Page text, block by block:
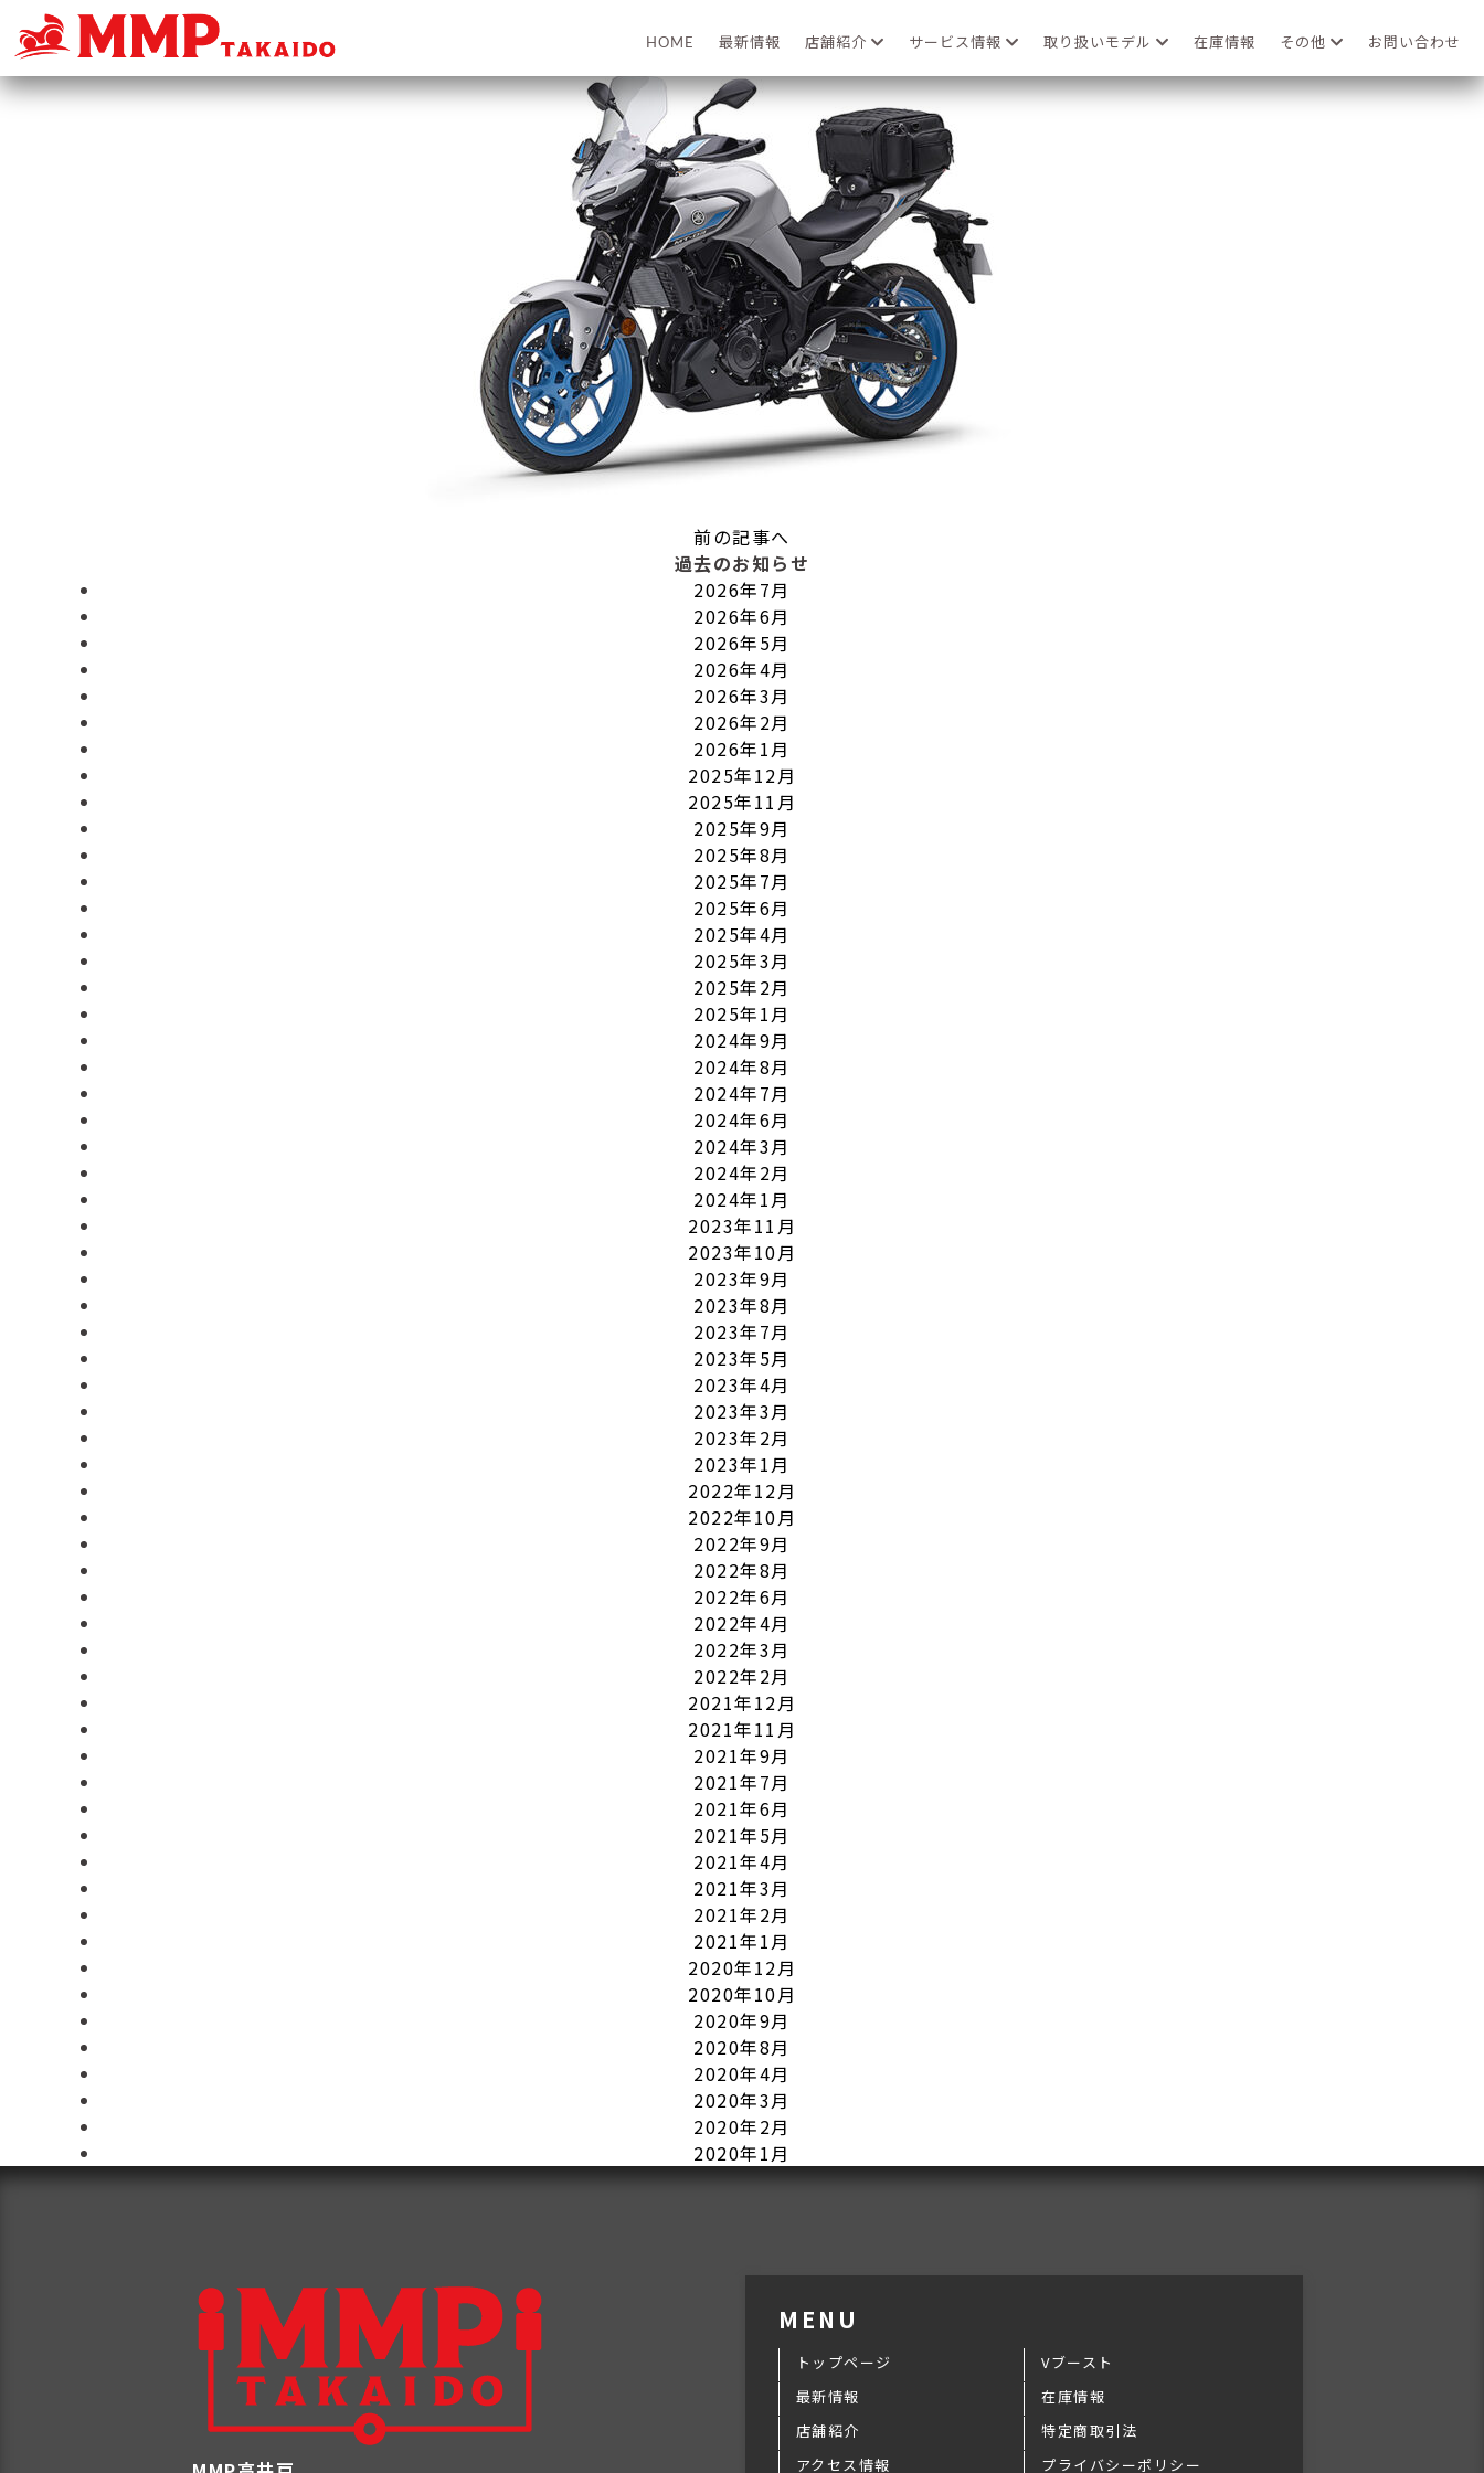
HOME 最新情報 店舗紹介 サービス情報 取り扱いモデル 在庫情報 その他 お問い合わせ
前の記事へ
過去のお知らせ
2026年7月
2026年6月
2026年5月
2026年4月
2026年3月
2026年2月
2026年1月
2025年12月
2025年11月
2025年9月
2025年8月
2025年7月
2025年6月
2025年4月
2025年3月
2025年2月
2025年1月
2024年9月
2024年8月
2024年7月
2024年6月
2024年3月
2024年2月
2024年1月
2023年11月
2023年10月
2023年9月
2023年8月
2023年7月
2023年5月
2023年4月
2023年3月
2023年2月
2023年1月
2022年12月
2022年10月
2022年9月
2022年8月
2022年6月
2022年4月
2022年3月
2022年2月
2021年12月
2021年11月
2021年9月
2021年7月
2021年6月
2021年5月
2021年4月
2021年3月
2021年2月
2021年1月
2020年12月
2020年10月
2020年9月
2020年8月
2020年4月
2020年3月
2020年2月
2020年1月
MENU
トップページ
最新情報
店舗紹介
アクセス情報
Vブースト
在庫情報
特定商取引法
プライバシーポリシー